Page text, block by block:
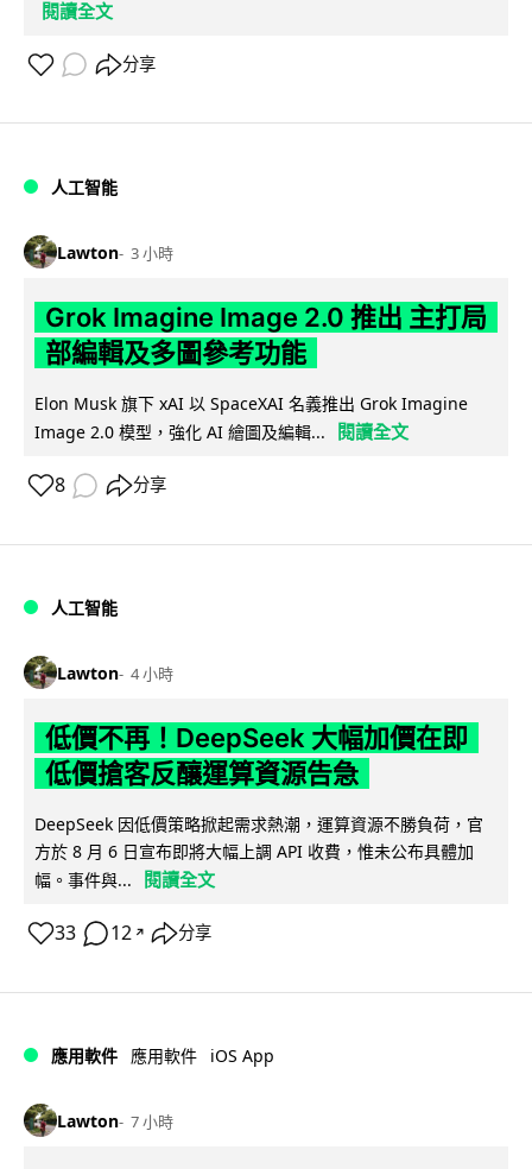
閱讀全文
分享
人工智能
Lawton 3 小時
Grok Imagine Image 2.0 推出 主打局
部編輯及多圖參考功能
Elon Musk 旗下 xAI 以 SpaceXAI 名義推出 Grok Imagine
Image 2.0 模型，強化 AI 繪圖及編輯...
閱讀全文
8 分享
人工智能
Lawton 4 小時
低價不再！DeepSeek 大幅加價在即
低價搶客反釀運算資源告急
DeepSeek 因低價策略掀起需求熱潮，運算資源不勝負荷，官
方於 8 月 6 日宣布即將大幅上調 API 收費，惟未公布具體加
幅。事件與...
閱讀全文
33 12 ↗ 分享
應用軟件 應用軟件 iOS App
Lawton 7 小時